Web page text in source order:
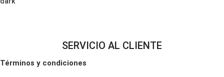
SERVICIO AL CLIENTE
Términos y condiciones